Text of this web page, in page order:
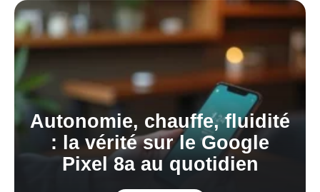
Autonomie, chauffe, fluidité
: la vérité sur le Google
Pixel 8a au quotidien